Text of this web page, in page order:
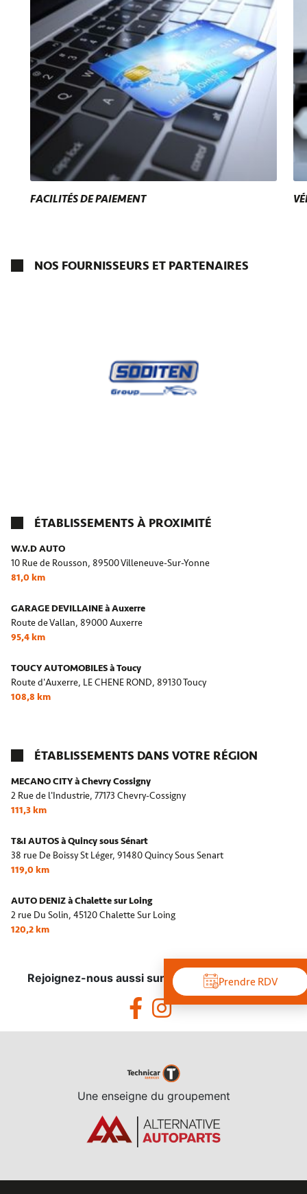
FACILITÉS DE PAIEMENT
NOS FOURNISSEURS ET PARTENAIRES
ÉTABLISSEMENTS À PROXIMITÉ
W.V.D AUTO
10 Rue de Rousson, 89500 Villeneuve-Sur-Yonne
81,0 km
GARAGE DEVILLAINE à Auxerre
Route de Vallan, 89000 Auxerre
95,4 km
TOUCY AUTOMOBILES à Toucy
Route d'Auxerre, LE CHENE ROND, 89130 Toucy
108,8 km
ÉTABLISSEMENTS DANS VOTRE RÉGION
MECANO CITY à Chevry Cossigny
2 Rue de l'Industrie, 77173 Chevry-Cossigny
111,3 km
T&I AUTOS à Quincy sous Sénart
38 rue De Boissy St Léger, 91480 Quincy Sous Senart
119,0 km
AUTO DENIZ à Chalette sur Loing
2 rue Du Solin, 45120 Chalette Sur Loing
120,2 km
Prendre RDV
Rejoignez-nous aussi sur les réseaux sociaux !
Une enseigne du groupement